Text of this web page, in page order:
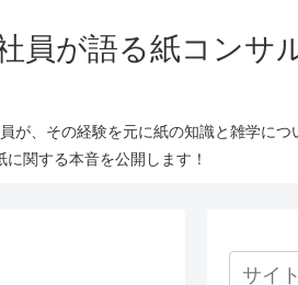
員が語る紙コンサ
、その経験を元に紙の知識と雑学に
関する本音を公開します！